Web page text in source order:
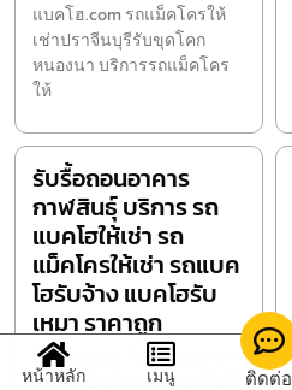
แบคโฮ.com รถแม็คโครให้
เช่าปราจีนบุรีรับขุดโคก
หนองนา บริการรถแม็คโคร
ให้
รับรื้อถอนอาคาร
กาฬสินธุ์ บริการ รถ
แบคโฮให้เช่า รถ
แม็คโครให้เช่า รถแบค
โฮรับจ้าง แบคโฮรับ
เหมา ราคาถูก
แบคโฮ.com รับรื้อถอนอาคาร
กาฬสินธุ์ บริการ รถแบคโฮให้
หน้าหลัก
เมนู ติดต่อ